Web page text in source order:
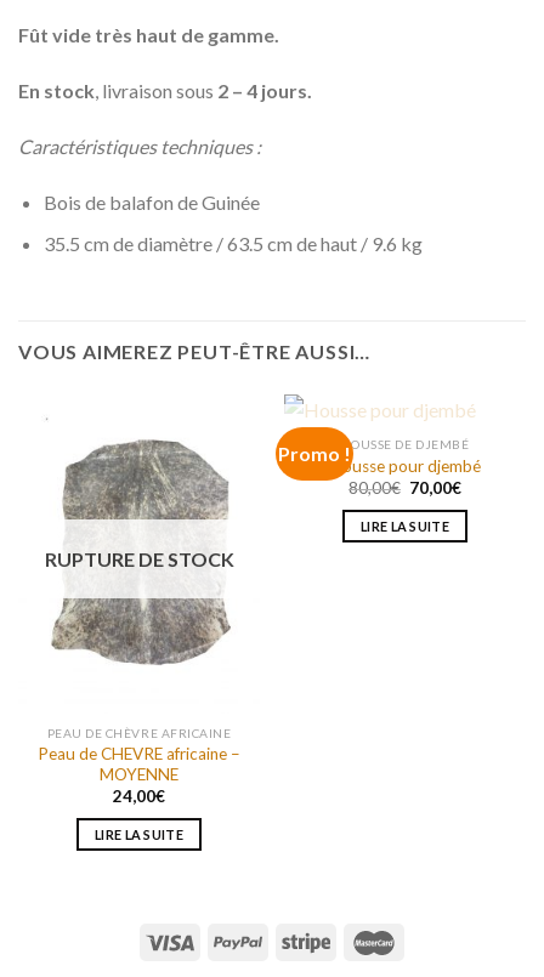
Fût vide très haut de gamme.
En stock, livraison sous 2 – 4 jours.
Caractéristiques techniques :
Bois de balafon de Guinée
35.5 cm de diamètre / 63.5 cm de haut / 9.6 kg
VOUS AIMEREZ PEUT-ÊTRE AUSSI…
RUPTURE DE STOCK
PEAU DE CHÈVRE AFRICAINE
Peau de CHEVRE africaine –
MOYENNE
24,00€
LIRE LA SUITE
Promo !RUPTURE DE STOCK
HOUSSE DE DJEMBÉ
Housse pour djembé
80,00€ Le
prix
initial
était :
70,00€Le
actuel
LIRE LA SUITE